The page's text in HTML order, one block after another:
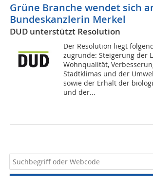
Grüne Branche wendet sich
Bundeskanzlerin Merkel
DUD unterstützt Resolution
Der Resolution liegt
zugrunde: Steigerung der
Wohnqualität,
Stadtklimas und der
sowie der Erhalt der
und der...